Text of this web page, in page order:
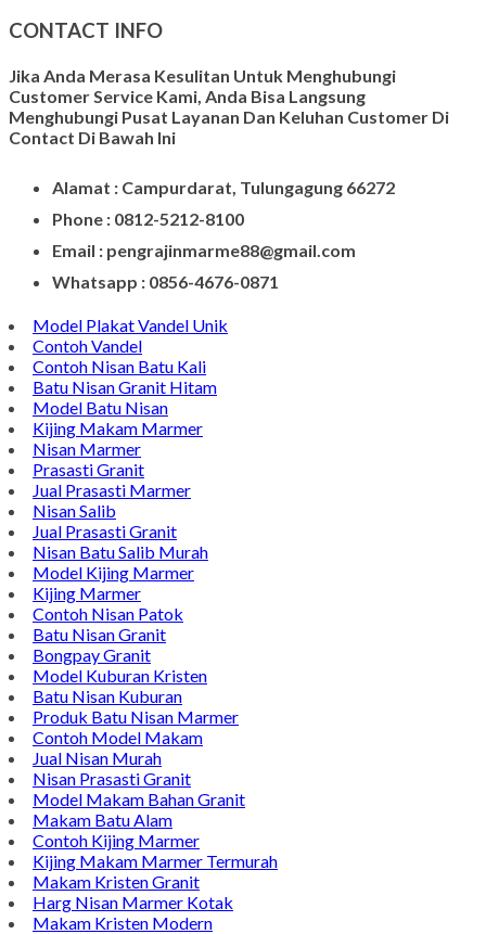
CONTACT INFO
Jika Anda Merasa Kesulitan Untuk Menghubungi
Customer Service Kami, Anda Bisa Langsung
Menghubungi Pusat Layanan Dan Keluhan Customer Di
Contact Di Bawah Ini
Alamat : Campurdarat, Tulungagung 66272
Phone : 0812-5212-8100
Email : pengrajinmarme88@gmail.com
Whatsapp : 0856-4676-0871
Model Plakat Vandel Unik
Contoh Vandel
Contoh Nisan Batu Kali
Batu Nisan Granit Hitam
Model Batu Nisan
Kijing Makam Marmer
Nisan Marmer
Prasasti Granit
Jual Prasasti Marmer
Nisan Salib
Jual Prasasti Granit
Nisan Batu Salib Murah
Model Kijing Marmer
Kijing Marmer
Contoh Nisan Patok
Batu Nisan Granit
Bongpay Granit
Model Kuburan Kristen
Batu Nisan Kuburan
Produk Batu Nisan Marmer
Contoh Model Makam
Jual Nisan Murah
Nisan Prasasti Granit
Model Makam Bahan Granit
Makam Batu Alam
Contoh Kijing Marmer
Kijing Makam Marmer Termurah
Makam Kristen Granit
Harg Nisan Marmer Kotak
Makam Kristen Modern